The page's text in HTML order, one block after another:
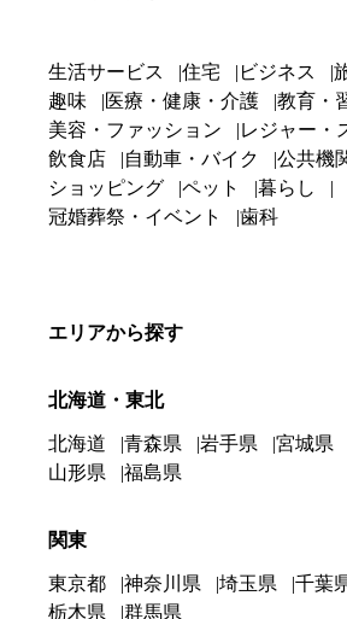
生活サービス 住宅 ビジネス
趣味
医療・健康・介護
教育・
美容・ファッション
レジャー・
飲食店
自動車・バイク
公共機
ショッピング
ペット
暮らし
冠婚葬祭・イベント
歯科
エリアから探す
北海道・東北
北海道 青森県 岩手県 宮城県
山形県
福島県
関東
東京都 神奈川県 埼玉県 千葉
栃木県
群馬県